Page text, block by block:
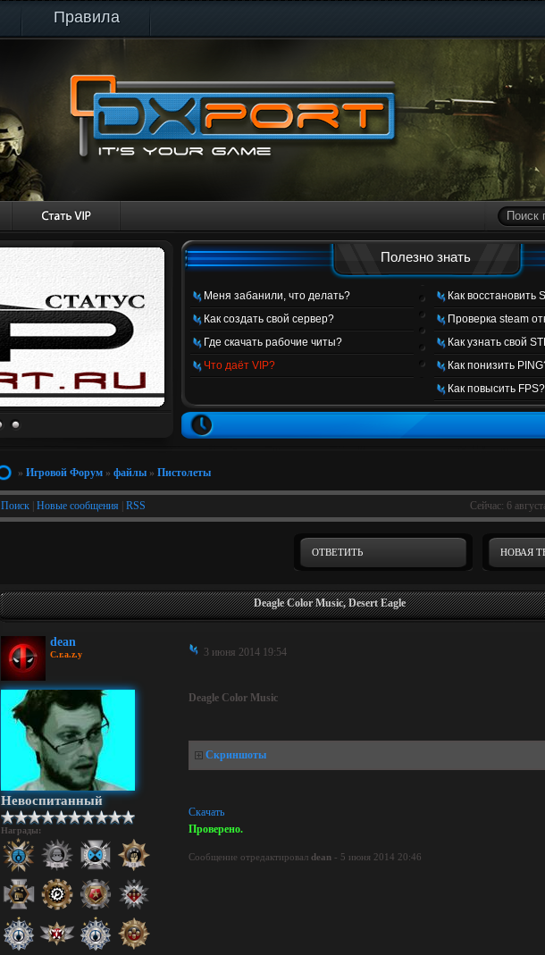
Правила
Полезно знать
Меня забанили, что делать?
Как создать свой сервер?
Где скачать рабочие читы?
Что даёт VIP?
Как восстановить
Проверка steam
Как узнать свой
Как понизить
Как повысить FPS?
» Игровой Форум» файлы» Пистолеты
Сейчас: 6
Поиск| Новые сообщения RSS
НОВАЯ
ОТВЕТИТЬ
Deagle Color Music, Desert Eagle
dean
C.r.a.z.y 3 июня 2014 19:54
Невоспитанный
Награды:
Deagle Color Music
Скриншоты
Скачать
Проверено.
Сообщение отредактировал dean- 5 июня 2014 20:46